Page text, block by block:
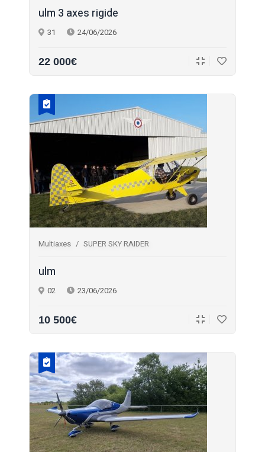
ulm 3 axes rigide
31 24/06/2026
22 000€
Multiaxes SUPER SKY RAIDER
ulm
02 23/06/2026
10 500€